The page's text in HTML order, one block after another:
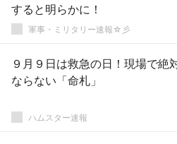
すると明らかに！
軍事・ミリタリー速報☆彡
９月９日は救急の日！現場で絶
ならない「命札」
ハムスター速報